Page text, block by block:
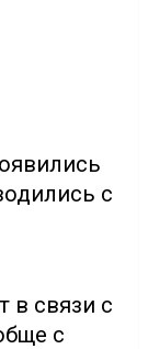
с
в связи с
с